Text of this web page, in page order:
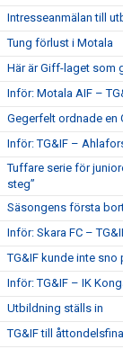
Intresseanmälan till
Tung förlust i Motala
Här är Giff-laget som
Inför: Motala AIF –
Gegerfelt ordnade
Inför: TG&IF –
Tuffare serie för
steg”
Säsongens första
Inför: Skara FC –
TG&IF kunde inte
Inför: TG&IF – IK
Utbildning ställs in
TG&IF till